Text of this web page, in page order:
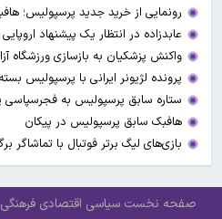
رونمایی از خرید جدید پرسپولیس؛ هافبک ۱۹ ساله در جمع
عابدزاده در انتظار یک پیشنهاد اروپایی
واکنش پزشکیان به بازسازی ورزشگاه
پرونده لژیونر ایرانی با پرسپولیس
ستاره سابق پرسپولیس به
هافبک سابق پرسپولیس در پیکان
بازی‌های لیگ برتر فوتبال با تماشاگر
صفحه نخست سیاسی اقتصادی